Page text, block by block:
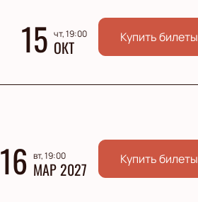
15 чт, 19:00
ОКТ Купить билеты
16 вт, 19:00
МАР 2027 Купить билеты